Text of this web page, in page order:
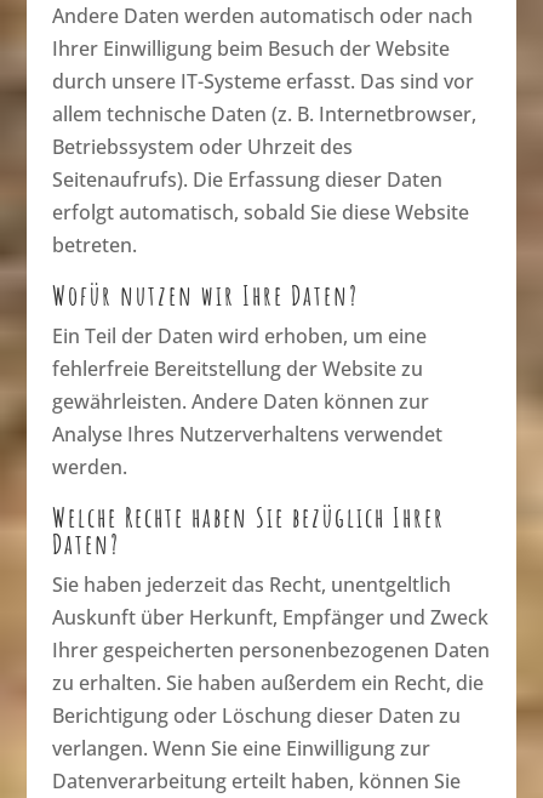
Andere Daten werden automatisch oder nach
Ihrer Einwilligung beim Besuch der Website
durch unsere IT-Systeme erfasst. Das sind vor
allem technische Daten (z. B. Internetbrowser,
Betriebssystem oder Uhrzeit des
Seitenaufrufs). Die Erfassung dieser Daten
erfolgt automatisch, sobald Sie diese Website
betreten.
Wofür nutzen wir Ihre Daten?
Ein Teil der Daten wird erhoben, um eine
fehlerfreie Bereitstellung der Website zu
gewährleisten. Andere Daten können zur
Analyse Ihres Nutzerverhaltens verwendet
werden.
Welche Rechte haben Sie bezüglich Ihrer
Daten?
Sie haben jederzeit das Recht, unentgeltlich
Auskunft über Herkunft, Empfänger und Zweck
Ihrer gespeicherten personenbezogenen Daten
zu erhalten. Sie haben außerdem ein Recht, die
Berichtigung oder Löschung dieser Daten zu
verlangen. Wenn Sie eine Einwilligung zur
Datenverarbeitung erteilt haben, können Sie